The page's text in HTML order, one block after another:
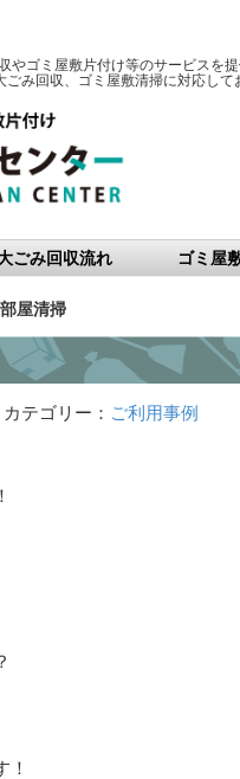
ゴミ屋敷片付け等のサービスを
み回収、ゴミ屋敷清掃に対応して
ごみ回収流れ ゴミ屋
屋清掃
カテゴリー： ご利用事例
！